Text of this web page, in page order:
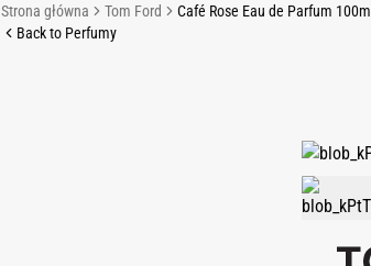
Strona główna Tom Ford
Café Rose Eau de Parfum 100ml
Back to Perfumy